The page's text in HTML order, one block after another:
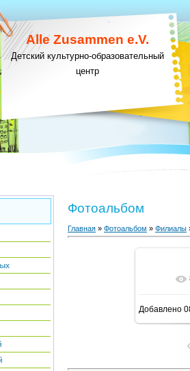
Alle Zusammen e.V.
Детский культурно-образовательный
центр
Фотоальбом
Главная » Фотоальбом » Филиалы
В
Добавлено